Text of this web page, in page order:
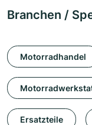
Branchen /
Motorradhandel
Ersatzteile